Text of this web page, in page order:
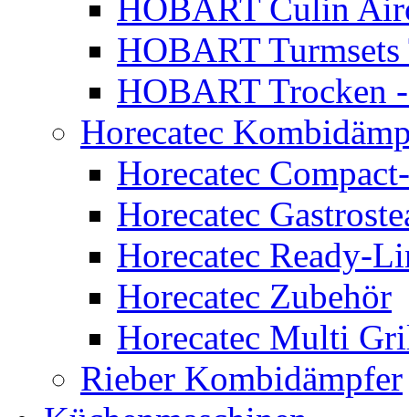
HOBART Culin
HOBART
HOBART Trocken
Horecatec
Horecatec
Horecatec
Horecatec Ready-
Horecatec Zubehör
Horecatec Multi
Rieber Kombidämpfer